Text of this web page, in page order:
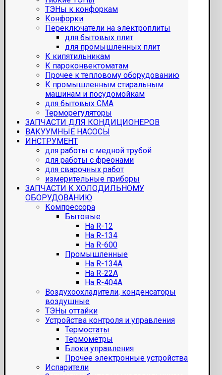
ТЭНы к конфоркам
Конфорки
Переключатели на электроплиты
для бытовых плит
для промышленных плит
К кипятильникам
К пароконвектоматам
Прочее к тепловому оборудованию
К промышленным стиральным
машинам и посудомойкам
для бытовых СМА
Терморегуляторы
ЗАПЧАСТИ ДЛЯ КОНДИЦИОНЕРОВ
ВАКУУМНЫЕ НАСОСЫ
ИНСТРУМЕНТ
для работы с медной трубой
для работы с фреонами
для сварочных работ
измерительные приборы
ЗАПЧАСТИ К ХОЛОДИЛЬНОМУ
ОБОРУДОВАНИЮ
Компрессора
Бытовые
На R-12
На R-134
На R-600
Промышленные
На R-134A
На R-22A
На R-404A
Воздухоохладители, конденсаторы
воздушные
ТЭНы оттайки
Устройства контроля и управления
Термостаты
Термометры
Блоки управления
Прочее электронные устройства
Испарители